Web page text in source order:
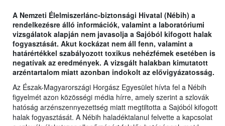
A Nemzeti Élelmiszerlánc-biztonsági Hivatal (Nébih) a
rendelkezésre álló információk, valamint a laboratóriumi
vizsgálatok alapján nem javasolja a Sajóból kifogott halak
fogyasztását. Akut kockázat nem áll fenn, valamint a
határértékkel szabályozott toxikus nehézfémek esetében is
negatívak az eredmények. A vizsgált halakban kimutatott
arzéntartalom miatt azonban indokolt az elővigyázatosság.
Az Észak-Magyarországi Horgász Egyesület hívta fel a Nébih
figyelmét azon közösségi média hírre, amely szerint a szlovák
hatóság arzénszennyezettség miatt megtiltotta a Sajóból kifogott
halak fogyasztását. A Nébih haladéktalanul felvette a kapcsolat